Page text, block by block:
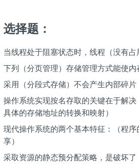
选择题：
当线程处于阻塞状态时，线程（没有占
下列（分页管理）存储管理方式能使内
采用（分段式存储）不会产生内部碎片
操作系统实现按名存取的关键在于解
具体的存储地址的转换和映射）
现代操作系统的两个基本特征：（程
享）
采取资源的静态预分配策略，是破坏了